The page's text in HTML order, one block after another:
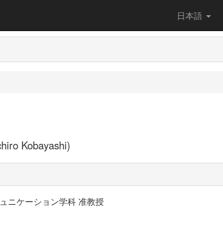
日本語
Kobayashi)
ニケーション学科 准教授